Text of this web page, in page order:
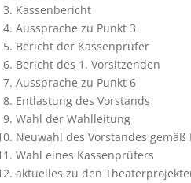
Kassenbericht
Aussprache zu Punkt 3
Bericht der Kassenprüfer
Bericht des 1. Vorsitzenden
Aussprache zu Punkt 6
Entlastung des Vorstands
Wahl der Wahlleitung
Neuwahl des Vorstandes
Wahl eines Kassenprüfers
aktuelles zu den